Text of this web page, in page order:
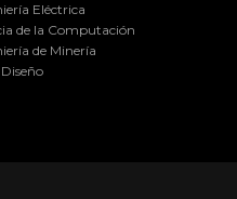
Eléctrica
de la Computación
de Minería